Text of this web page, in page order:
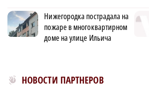
Нижегородка пострадала на
пожаре в многоквартирном
доме на улице Ильича
НОВОСТИ ПАРТНЕРОВ
Новости МирТесен